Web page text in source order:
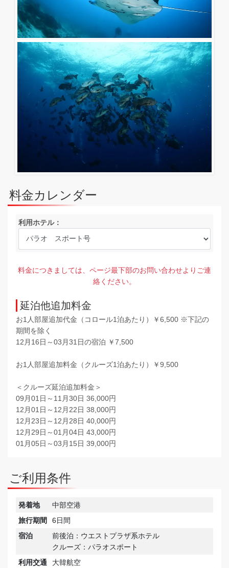
料金カレンダー
利用ホテル：
料金につきましては、ページ最下部のお問い合わせよりご連
絡ください。
延泊他追加料金
お1人部屋追加代金（コロール1泊あたり）￥6,500 ※下記の
期間を除く
12月16日～03月31日の宿泊 ￥7,500
お1人部屋追加料金（クルーズ1泊あたり）￥9,500
＜クルーズ延泊追加料金＞
09月01日～11月30日 36,000円
12月01日～12月22日 38,000円
12月23日～12月28日 40,000円
12月29日～01月04日 43,000円
01月05日～03月15日 39,000円
ご利用条件
発着地
中部空港
旅行期間
6日間
宿泊
前後泊：ウエストプラザ系ホテル
クルーズ：パラオスポート
利用交通
大韓航空